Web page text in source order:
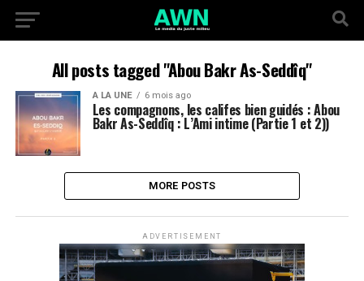
All posts tagged "Abou Bakr As-Seddîq"
A LA UNE 6 mois ago
Les compagnons, les califes bien guidés : Abou
Bakr As-Seddîq : L’Ami intime (Partie 1 et 2))
MORE POSTS
ADVERTISEMENT